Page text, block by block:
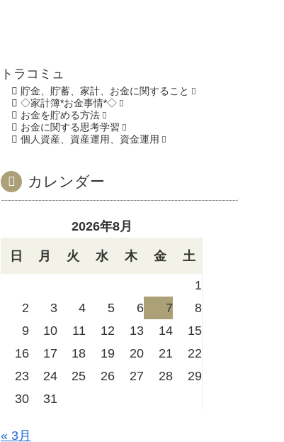
トラコミュ
貯金、貯蓄、家計、お金に関すること
◇家計簿*お金事情*◇
お金を貯める方法
お金に関する思考学習
個人資産、資産運用、資金運用
カレンダー
2026年8月
日 月 火 水 木 金 土
1
2
3 4 5 6 7
8
9
10 11 12 13 14
15
16
17 18 19 20 21
22
23
24 25 26 27 28
29
30
31
« 3月